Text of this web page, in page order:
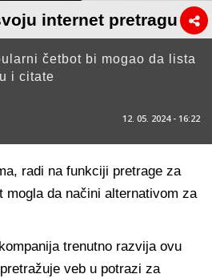
internet pretragu
četbot bi mogao da lista
i citate
12. 05. 2024 - 16:22
radi na funkciji pretrage za
mogla da načini alternativom za
trenutno razvija ovu
veb u potrazi za